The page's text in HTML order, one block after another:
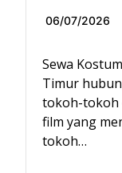
06/07/2026
Sewa
Timur
tokoh-tokoh
film yang
tokoh…